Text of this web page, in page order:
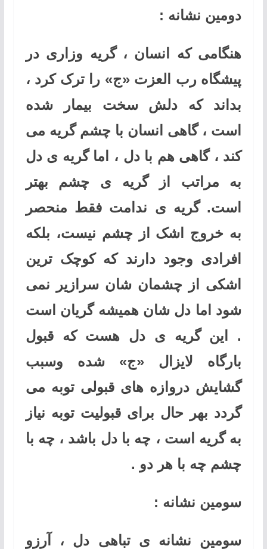
دومین نشانه :
هنگامی که انسان ، گریه وزاری در
پیشگاه رب العزت «ج» را ترک کرد ،
بداند که دلش سخت بیمار شده
است ، گاهی انسان با چشم گریه می
کند ، گاهی هم با دل ، اما گریه ی دل
به مراتب از گریه ی چشم بهتر
است. گریه ی ندامت فقط منحصر
به خروج اشک از چشم نیست، بلکه
افرادی وجود دارند که کوچک ترین
اشکی از چشمان شان سرازیر نمی
شود اما دل شان همیشه گریان است
. این گریه ی دل هست که قبول
بارگاه لایزال «ج» شده وسبب
گشایش دروازه های قبولی توبه می
گردد بهر حال برای قبولیت توبه نیاز
به گریه است ، چه با دل باشد ، چه با
چشم چه با هر دو .
سومین نشانه :
سومین نشانه ی تباهی دل ، آرزو